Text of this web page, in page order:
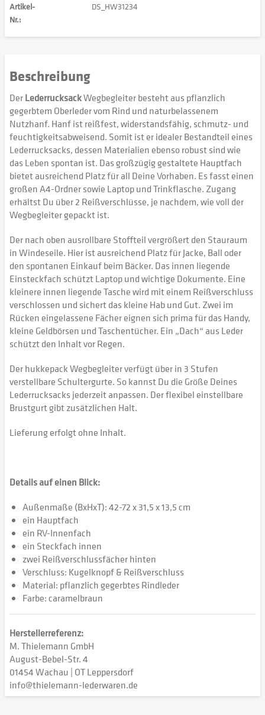
Artikel-
Nr.:
DS_HW31234
Beschreibung
DerLederrucksackWegbegleiter besteht aus pflanzlich
gegerbtem Oberleder vom Rind und naturbelassenem
Nutzhanf. Hanf ist reißfest, widerstandsfähig, schmutz- und
feuchtigkeitsabweisend. Somit ist er idealer Bestandteil eines
Lederrucksacks, dessen Materialien ebenso robust sind wie
das Leben spontan ist. Das großzügig gestaltete Hauptfach
bietet ausreichend Platz für all Deine Vorhaben. Es fasst einen
großen A4-Ordner sowie Laptop und Trinkflasche. Zugang
erhältst Du über 2 Reißverschlüsse, je nachdem, wie voll der
Wegbegleiter gepackt ist.
Der nach oben ausrollbare Stoffteil vergrößert den Stauraum
in Windeseile. Hier ist ausreichend Platz für Jacke, Ball oder
den spontanen Einkauf beim Bäcker. Das innen liegende
Einsteckfach schützt Laptop und wichtige Dokumente. Eine
kleinere innen liegende Tasche wird mit einem Reißverschluss
verschlossen und sichert das kleine Hab und Gut. Zwei im
Rücken eingelassene Fächer eignen sich prima für das Handy,
kleine Geldbörsen und Taschentücher. Ein „Dach“ aus Leder
schützt den Inhalt vor Regen.
Der hukkepack Wegbegleiter verfügt über in 3 Stufen
verstellbare Schultergurte. So kannst Du die Größe Deines
Lederrucksacks jederzeit anpassen. Der flexibel einstellbare
Brustgurt gibt zusätzlichen Halt.
Lieferung erfolgt ohne Inhalt.
Details auf einen Blick:
Außenmaße (BxHxT): 42-72 x 31,5 x 13,5 cm
ein Hauptfach
ein RV-Innenfach
ein Steckfach innen
zwei Reißverschlussfächer hinten
Verschluss: Kugelknopf & Reißverschluss
Material: pflanzlich gegerbtes Rindleder
Farbe: caramelbraun
Herstellerreferenz:
M. Thielemann GmbH
August-Bebel-Str. 4
01454 Wachau | OT Leppersdorf
info@thielemann-lederwaren.de